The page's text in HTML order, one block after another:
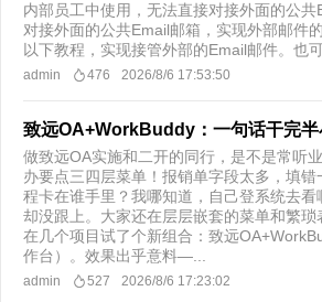
内部员工中使用，无法直接对接外面的公
对接外面的公共Email邮箱，实现外部邮件
以下教程，实现接管外部的Email邮件。也
admin 476 2026/8/6 17:53:50
致远OA+WorkBuddy：一句话干完半
做致远OA实施和二开的同行，是不是常听
办要点三四层菜单！报销单字段太多，填
程卡在谁手里？我哪知道，自己登系统去
却没跟上。大家还在层层嵌套的菜单和繁
在几个项目试了个新组合：致远
作台）。效果出乎意料—...
admin 527 2026/8/6 17:23:02